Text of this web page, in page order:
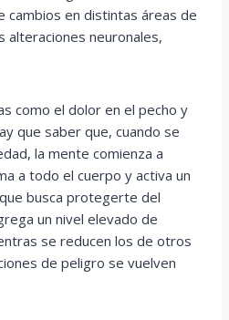
cambios en distintas áreas de
alteraciones neuronales,
como el dolor en el pecho y
que saber que, cuando se
la mente comienza a
a todo el cuerpo y activa un
busca protegerte del
un nivel elevado de
se reducen los de otros
de peligro se vuelven